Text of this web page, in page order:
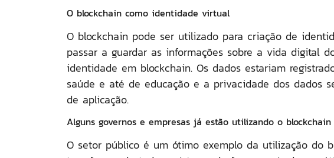
O blockchain como identidade virtual
O blockchain pode ser utilizado para criação de
passar a guardar as informações sobre a vida digital
identidade em blockchain. Os dados estariam
saúde e até de educação e a privacidade dos dados
de aplicação.
Alguns governos e empresas já estão utilizando o blockchain
O setor público é um ótimo exemplo da utilização do